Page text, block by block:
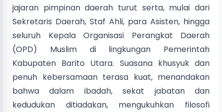
jajaran pimpinan daerah turut serta, mulai dari
Sekretaris Daerah, Staf Ahli, para Asisten, hingga
seluruh Kepala Organisasi Perangkat Daerah
(OPD) Muslim di lingkungan Pemerintah
Kabupaten Barito Utara. Suasana khusyuk dan
penuh kebersamaan terasa kuat, menandakan
bahwa dalam ibadah, sekat jabatan dan
kedudukan ditiadakan, mengukuhkan filosofi